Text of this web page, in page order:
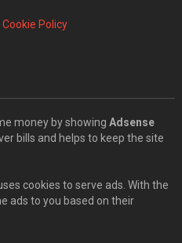
Cookie Policy
money by showing Adsense
bills and helps to keep the site
cookies to serve ads. With the
ads to you based on their